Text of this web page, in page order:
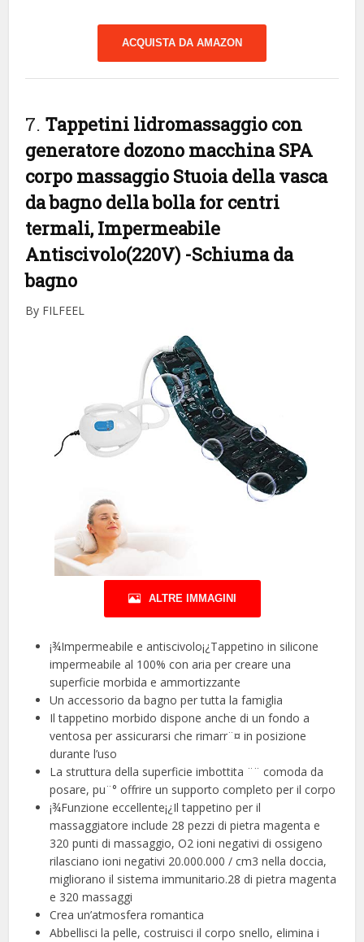
ACQUISTA DA AMAZON
7. Tappetini lidromassaggio con
generatore dozono macchina SPA
corpo massaggio Stuoia della vasca
da bagno della bolla for centri
termali, Impermeabile
Antiscivolo(220V) -Schiuma da
bagno
By FILFEEL
ALTRE IMMAGINI
¡¾Impermeabile e antiscivolo¡¿Tappetino in silicone
impermeabile al 100% con aria per creare una
superficie morbida e ammortizzante
Un accessorio da bagno per tutta la famiglia
Il tappetino morbido dispone anche di un fondo a
ventosa per assicurarsi che rimarr¨¤ in posizione
durante l’uso
La struttura della superficie imbottita ¨¨ comoda da
posare, pu¨° offrire un supporto completo per il corpo
¡¾Funzione eccellente¡¿Il tappetino per il
massaggiatore include 28 pezzi di pietra magenta e
320 punti di massaggio, O2 ioni negativi di ossigeno
rilasciano ioni negativi 20.000.000 / cm3 nella doccia,
migliorano il sistema immunitario.28 di pietra magenta
e 320 massaggi
Crea un’atmosfera romantica
Abbellisci la pelle, costruisci il corpo snello, elimina i